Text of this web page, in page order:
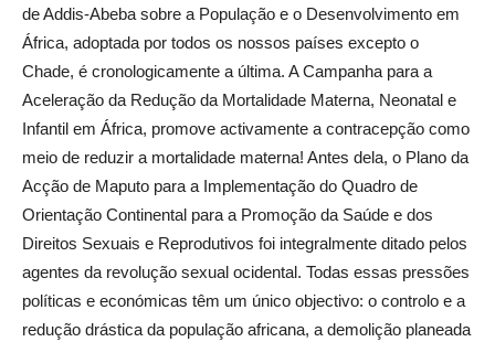
de Addis-Abeba sobre a População e o Desenvolvimento em
África, adoptada por todos os nossos países excepto o
Chade, é cronologicamente a última. A Campanha para a
Aceleração da Redução da Mortalidade Materna, Neonatal e
Infantil em África, promove activamente a contracepção como
meio de reduzir a mortalidade materna! Antes dela, o Plano da
Acção de Maputo para a Implementação do Quadro de
Orientação Continental para a Promoção da Saúde e dos
Direitos Sexuais e Reprodutivos foi integralmente ditado pelos
agentes da revolução sexual ocidental. Todas essas pressões
políticas e económicas têm um único objectivo: o controlo e a
redução drástica da população africana, a demolição planeada